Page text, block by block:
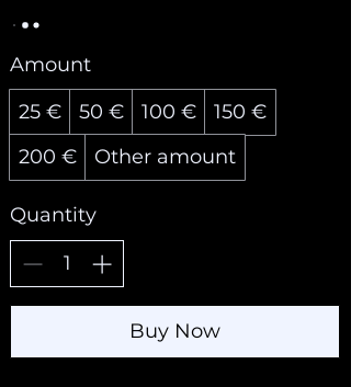
Amount
25 €
50 € 100 €
150 €
200 €
Other amount
Quantity
Buy Now